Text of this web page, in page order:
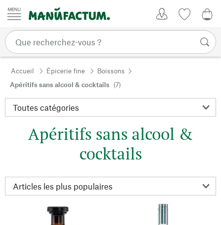
Passer au contenu
Accueil Épicerie fine
Boissons
Apéritifs sans alcool & cocktails (7)
Apéritifs sans alcool &
cocktails